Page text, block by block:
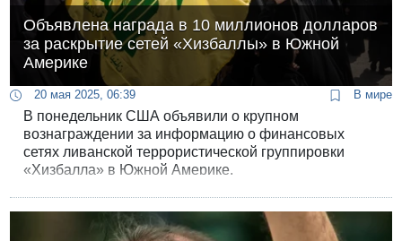
Объявлена награда в 10 миллионов долларов
за раскрытие сетей «Хизбаллы» в Южной
Америке
20 мая 2025, 06:39 В мире
В понедельник США объявили о крупном
вознаграждении за информацию о финансовых
сетях ливанской террористической группировки
«Хизбалла» в Южной Америке.